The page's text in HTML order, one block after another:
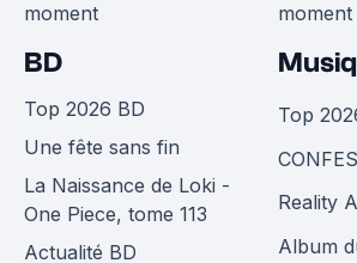
moment
moment
BD
Top 2026 BD
Une fête sans fin
La Naissance de Loki -
One Piece, tome 113
Actualité BD
Top
Reality
Album